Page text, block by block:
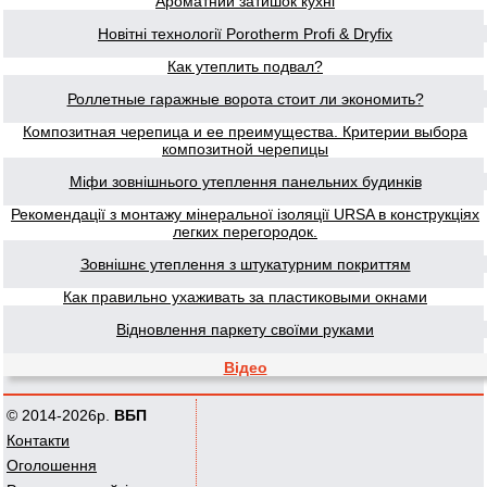
Новітні технології Porotherm Profi & Dryfix
Как утеплить подвал?
Роллетные гаражные ворота стоит ли экономить?
Композитная черепица и ее преимущества. Критерии выбора
композитной черепицы
Міфи зовнішнього утеплення панельних будинків
Рекомендації з монтажу мінеральної ізоляції URSA в конструкціях
легких перегородок.
Зовнішнє утеплення з штукатурним покриттям
Как правильно ухаживать за пластиковыми окнами
Відновлення паркету своїми руками
Відео
© 2014-2026р. ВБП
Контакти
Оголошення